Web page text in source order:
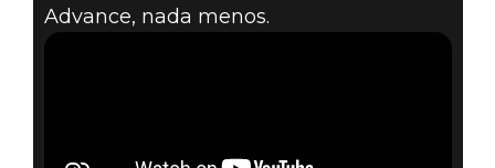
Advance, nada menos.